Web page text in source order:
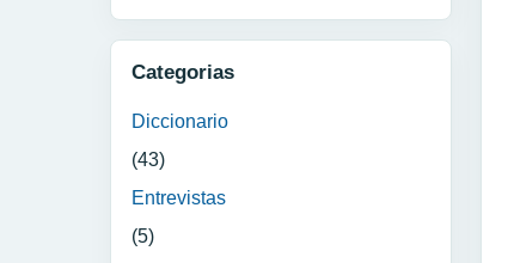
Categorias
Diccionario
(43)
Entrevistas
(5)